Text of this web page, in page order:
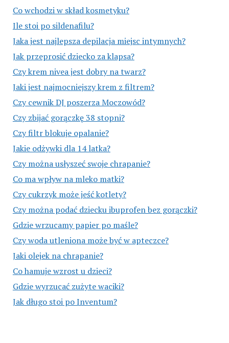
Co wchodzi w skład kosmetyku?
Ile stoi po sildenafilu?
Jaka jest najlepsza depilacja miejsc intymnych?
Jak przeprosić dziecko za klapsa?
Czy krem nivea jest dobry na twarz?
Jaki jest najmocniejszy krem z filtrem?
Czy cewnik DJ poszerza Moczowód?
Czy zbijać gorączkę 38 stopni?
Czy filtr blokuje opalanie?
Jakie odżywki dla 14 latka?
Czy można usłyszeć swoje chrapanie?
Co ma wpływ na mleko matki?
Czy cukrzyk może jeść kotlety?
Czy można podać dziecku ibuprofen bez gorączki?
Gdzie wrzucamy papier po maśle?
Czy woda utleniona może być w apteczce?
Jaki olejek na chrapanie?
Co hamuje wzrost u dzieci?
Gdzie wyrzucać zużyte waciki?
Jak długo stoi po Inventum?